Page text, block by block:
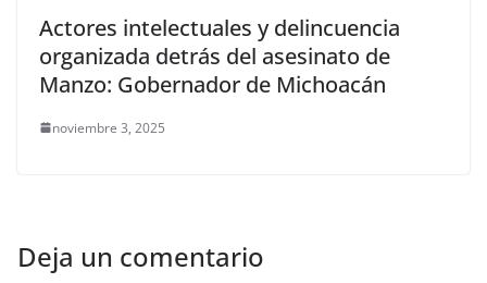
Actores intelectuales y delincuencia
organizada detrás del asesinato de
Manzo: Gobernador de Michoacán
noviembre 3, 2025
Deja un comentario